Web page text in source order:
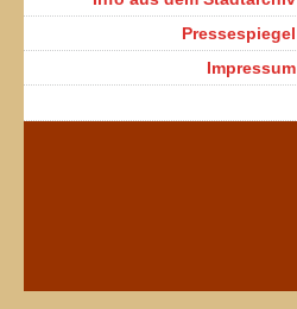
Pressespiegel
Impressum